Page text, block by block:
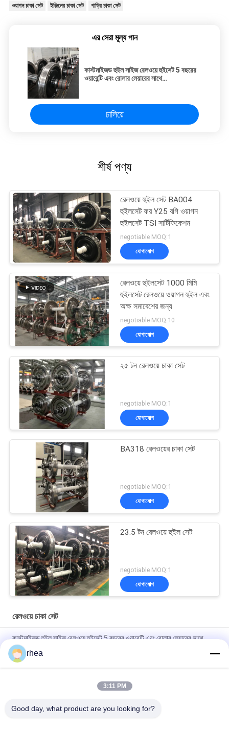
ওয়াগন চাকা সেট ইঞ্জিনের চাকা সেট গাড়ির চাকা সেট
এর সেরা মূল্য পান
কাস্টমাইজড হুইল সাইজ রেলওয়ে হুইসেট 5 বছরের
ওয়ারেন্টি এবং রোলার লেয়ারের সাথে
চালিয়ে
শীর্ষ পণ্য
রেলওয়ে হুইল সেট BA004
হুইলসেট ফর Y25 বগি ওয়াগন
হুইলসেট TSI সার্টিফিকেশন
negotiable MOQ:1
যোগাযোগ
রেলওয়ে হুইলসেট 1000 মিমি
হুইলসেট রেলওয়ে ওয়াগন হুইল এবং
অক্ষ সমাবেশের জন্য
negotiable MOQ:10
যোগাযোগ
২৫ টন রেলওয়ে চাকা সেট
negotiable MOQ:1
যোগাযোগ
BA318 রেলওয়ের চাকা সেট
negotiable MOQ:1
যোগাযোগ
23.5 টন রেলওয়ে হুইল সেট
negotiable MOQ:1
যোগাযোগ
রেলওয়ে চাকা সেট
কাস্টমাইজড হুইল সাইজ রেলওয়ে হুইসেট 5 বছরের ওয়ারেন্টি এবং রোলার লেয়ারের সাথে
লোকোমোটিভগুলির জন্য
ওয়াগনগুলির জন্য 1000 মিমি রেলওয়ে হুইল সেট 22.9T অ্যাক্সল লোড ওয়াগন হুইলসেট
ওয়াগনগুলির জন্য 840 মিমি রেলওয়ে হুইল সেট 22.9T/25T অ্যাক্সল লোড ওয়াগন
rhea
3:11 PM
Good day, what product are you looking for?